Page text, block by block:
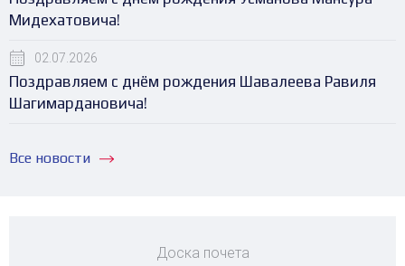
Мидехатовича!
02.07.2026
Поздравляем с днём рождения Шавалеева Равиля
Шагимардановича!
Все новости
Доска почета